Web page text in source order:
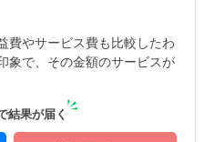
費やサービス費も比較したわ
象で、その金額のサービスが
結果が届く